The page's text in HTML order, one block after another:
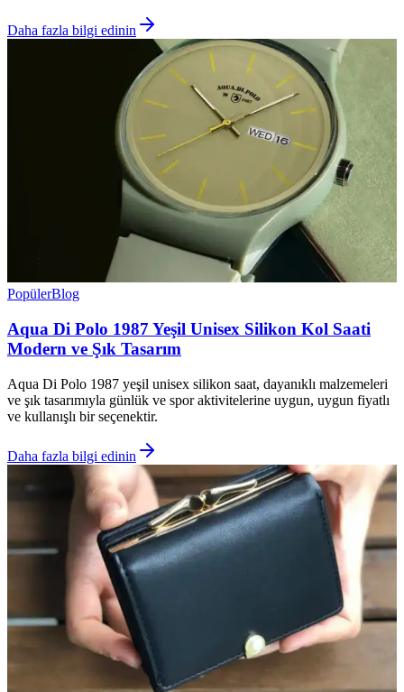
Daha fazla bilgi edinin
PopülerBlog
Aqua Di Polo 1987 Yeşil Unisex Silikon Kol Saati
Modern ve Şık Tasarım
Aqua Di Polo 1987 yeşil unisex silikon saat, dayanıklı malzemeleri
ve şık tasarımıyla günlük ve spor aktivitelerine uygun, uygun fiyatlı
ve kullanışlı bir seçenektir.
Daha fazla bilgi edinin